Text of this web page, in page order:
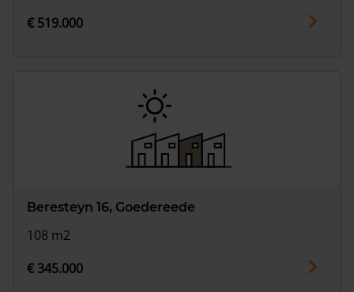
€ 519.000
Beresteyn 16, Goedereede
108 m2
€ 345.000